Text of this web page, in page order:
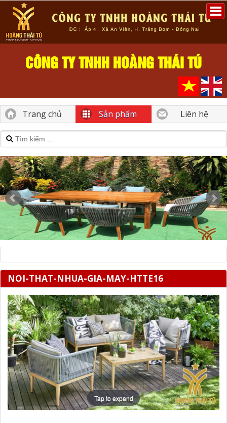
CÔNG TY TNHH HOÀNG THÁI TÚ
Trang chủ Sản phẩm Liên hệ
NOI-THAT-NHUA-GIA-MAY-HTTE16
Tap to expand